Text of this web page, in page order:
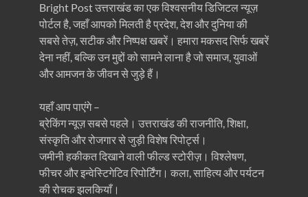
Bright Post उत्तराखंड का एक विश्वसनीय डिजिटल न्यूज़
पोर्टल है, जहाँ आपको मिलती है प्रदेश, देश और दुनिया की
सबसे तेज़, सटीक और निष्पक्ष खबरें। हमारा मकसद सिर्फ खबरें
देना नहीं, बल्कि उन मुद्दों को सामने लाना है जो समाज, युवाओं
और आमजन के जीवन से जुड़े हैं।
यहाँ आप पाएंगे –
ब्रेकिंग न्यूज़ सबसे पहले। उत्तराखंड की राजनीति, शिक्षा,
संस्कृति और रोजगार से जुड़ी विशेष रिपोर्ट्स।
जमीनी हकीकत दिखाने वाली फील्ड स्टोरीज़। विश्लेषण,
फीचर और इन्वेस्टिगेटिव रिपोर्टिंग। कला, साहित्य और पर्यटन
की रोचक झलकियाँ।